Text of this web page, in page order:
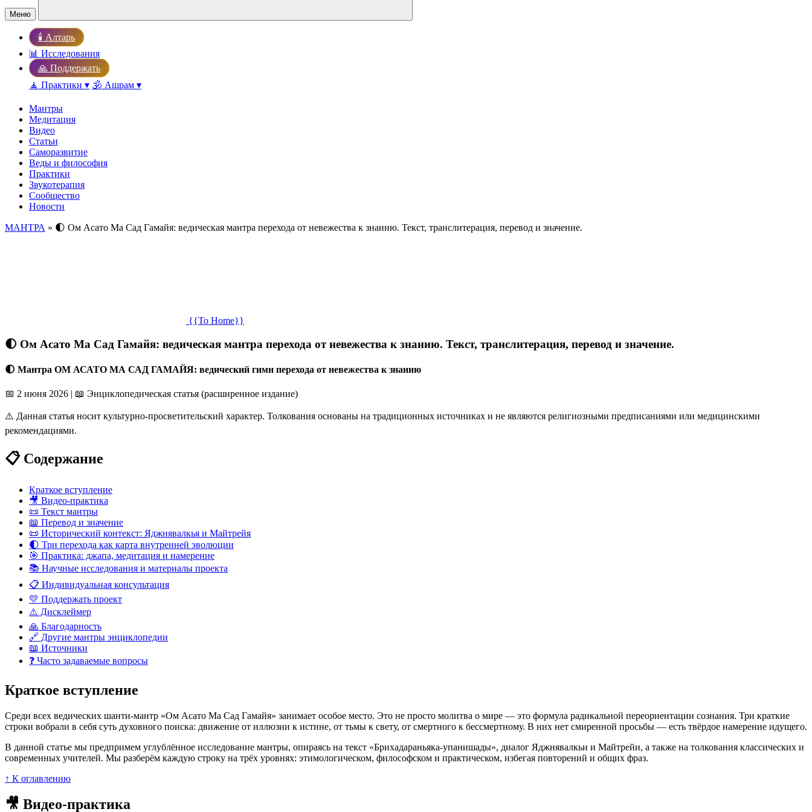
Меню
🕯️ Алтарь
📊 Исследования
🙏 Поддержать
🧘 Практики ▾ 🕉️ Ашрам ▾
Мантры
Медитация
Видео
Статьи
Саморазвитие
Веды и философия
Практики
Звукотерапия
Сообщество
Новости
МАНТРА » 🌓 Ом Асато Ма Сад Гамайя: ведическая мантра перехода от невежества к знанию. Текст, транслитерация, перевод и значение.
{{To Home}}
🌓 Ом Асато Ма Сад Гамайя: ведическая мантра перехода от невежества к знанию. Текст, транслитерация, перевод и значение.
🌓 Мантра ОМ АСАТО МА САД ГАМАЙЯ: ведический гимн перехода от невежества к знанию
📅 2 июня 2026 | 📖 Энциклопедическая статья (расширенное издание)
⚠️ Данная статья носит культурно-просветительский характер. Толкования основаны на традиционных источниках и не являются религиозными предписаниями или медицинскими
рекомендациями.
📋 Содержание
Краткое вступление
🎥 Видео-практика
📜 Текст мантры
📖 Перевод и значение
📜 Исторический контекст: Яджнявалкья и Майтрейя
🌓 Три перехода как карта внутренней эволюции
🎯 Практика: джапа, медитация и намерение
📚 Научные исследования и материалы проекта
📋 Индивидуальная консультация
💛 Поддержать проект
⚠️ Дисклеймер
🙏 Благодарность
🔗 Другие мантры энциклопедии
📖 Источники
❓ Часто задаваемые вопросы
Краткое вступление
Среди всех ведических шанти-мантр «Ом Асато Ма Сад Гамайя» занимает особое место. Это не просто молитва о мире — это формула радикальной переориентации сознания. Три краткие
строки вобрали в себя суть духовного поиска: движение от иллюзии к истине, от тьмы к свету, от смертного к бессмертному. В них нет смиренной просьбы — есть твёрдое намерение идущего.
В данной статье мы предпримем углублённое исследование мантры, опираясь на текст «Брихадараньяка-упанишады», диалог Яджнявалкьи и Майтрейи, а также на толкования классических и
современных учителей. Мы разберём каждую строку на трёх уровнях: этимологическом, философском и практическом, избегая повторений и общих фраз.
↑ К оглавлению
🎥 Видео-практика